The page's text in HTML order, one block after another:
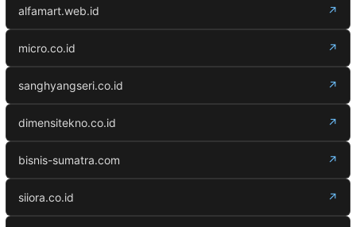
alfamart.web.id ↗
micro.co.id ↗
sanghyangseri.co.id ↗
dimensitekno.co.id ↗
bisnis-sumatra.com ↗
siiora.co.id ↗